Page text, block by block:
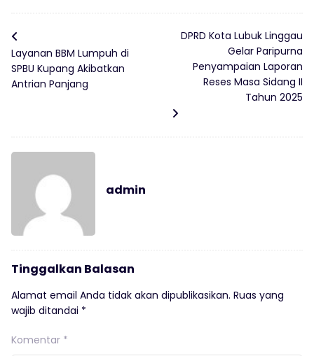
Layanan BBM Lumpuh di
SPBU Kupang Akibatkan
Antrian Panjang
DPRD Kota Lubuk Linggau
Gelar Paripurna
Penyampaian Laporan
Reses Masa Sidang II
Tahun 2025
admin
Tinggalkan Balasan
Alamat email Anda tidak akan dipublikasikan. Ruas yang
wajib ditandai *
Komentar *